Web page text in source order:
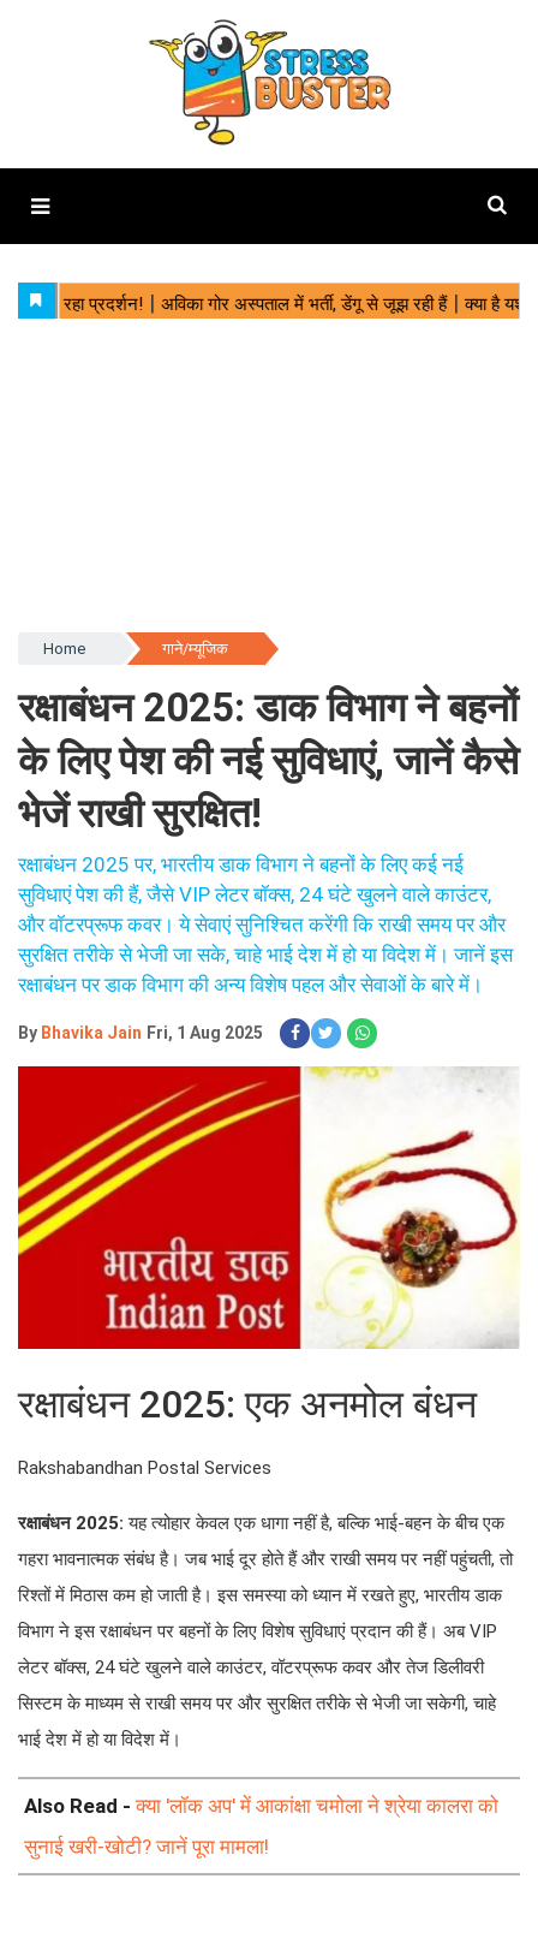
Home गाने/म्यूजिक
रक्षाबंधन 2025: डाक विभाग ने बहनों
के लिए पेश की नई सुविधाएं, जानें कैसे
भेजें राखी सुरक्षित!
रक्षाबंधन 2025 पर, भारतीय डाक विभाग ने बहनों के लिए कई नई
सुविधाएं पेश की हैं, जैसे VIP लेटर बॉक्स, 24 घंटे खुलने वाले काउंटर,
और वॉटरप्रूफ कवर। ये सेवाएं सुनिश्चित करेंगी कि राखी समय पर और
सुरक्षित तरीके से भेजी जा सके, चाहे भाई देश में हो या विदेश में। जानें इस
रक्षाबंधन पर डाक विभाग की अन्य विशेष पहल और सेवाओं के बारे में।
By Bhavika Jain Fri, 1 Aug 2025
रक्षाबंधन 2025: एक अनमोल बंधन
Rakshabandhan Postal Services
रक्षाबंधन 2025: यह त्योहार केवल एक धागा नहीं है, बल्कि भाई-बहन के बीच एक
गहरा भावनात्मक संबंध है। जब भाई दूर होते हैं और राखी समय पर नहीं पहुंचती, तो
रिश्तों में मिठास कम हो जाती है। इस समस्या को ध्यान में रखते हुए, भारतीय डाक
विभाग ने इस रक्षाबंधन पर बहनों के लिए विशेष सुविधाएं प्रदान की हैं। अब VIP
लेटर बॉक्स, 24 घंटे खुलने वाले काउंटर, वॉटरप्रूफ कवर और तेज डिलीवरी
सिस्टम के माध्यम से राखी समय पर और सुरक्षित तरीके से भेजी जा सकेगी, चाहे
भाई देश में हो या विदेश में।
Also Read -क्या 'लॉक अप' में आकांक्षा चमोला ने श्रेया कालरा को
सुनाई खरी-खोटी? जानें पूरा मामला!